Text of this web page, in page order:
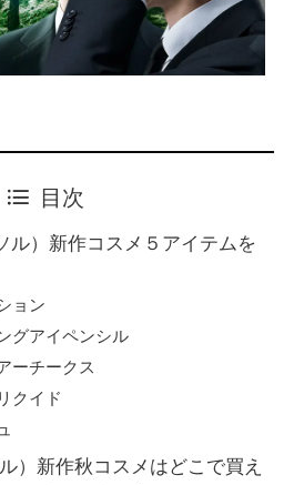
目次
ル）新作コスメ５アイテムを
ョン
グアイペンシル
ーチークス
クイド
）新作秋コスメはどこで買え